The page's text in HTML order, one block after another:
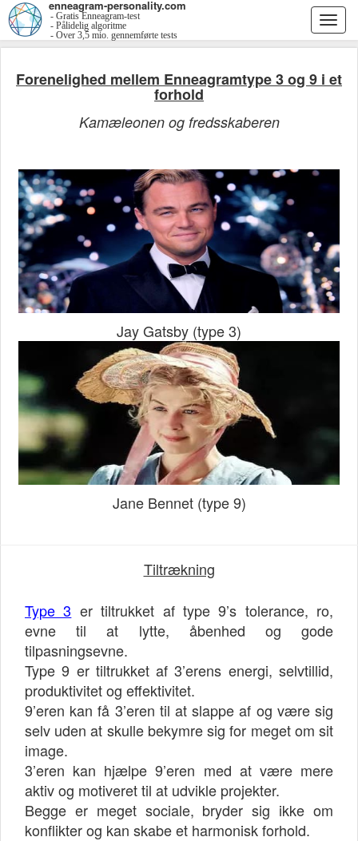
enneagram-personality.com
- Gratis Enneagram-test
- Pålidelig algoritme
- Over 3,5 mio. gennemførte tests
Forenelighed mellem Enneagramtype 3 og 9 i et
forhold
Kamæleonen og fredsskaberen
Jay Gatsby (type 3)
Jane Bennet (type 9)
Tiltrækning
Type 3 er tiltrukket af type 9’s tolerance, ro,
evne til at lytte, åbenhed og gode
tilpasningsevne.
Type 9 er tiltrukket af 3’erens energi, selvtillid,
produktivitet og effektivitet.
9’eren kan få 3’eren til at slappe af og være sig
selv uden at skulle bekymre sig for meget om sit
image.
3’eren kan hjælpe 9’eren med at være mere
aktiv og motiveret til at udvikle projekter.
Begge er meget sociale, bryder sig ikke om
konflikter og kan skabe et harmonisk forhold.